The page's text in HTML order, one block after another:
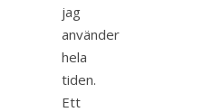
jag
använder
hela
tiden.
Ett